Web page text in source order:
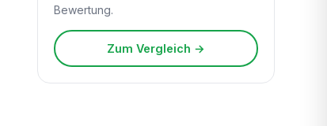
Bewertung.
Zum Vergleich →